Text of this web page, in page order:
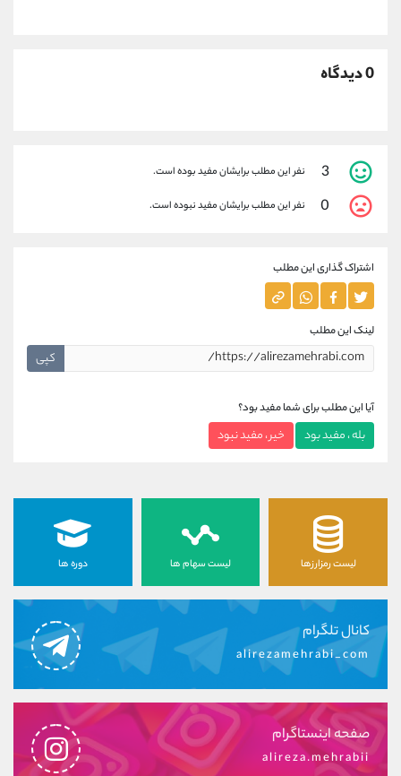
0 دیدگاه
3 نفر این مطلب برایشان مفید بوده است.
0 نفر این مطلب برایشان مفید نبوده است.
اشتراک گذاری این مطلب
لینک این مطلب
کپی
آیا این مطلب برای شما مفید بود؟
بله ، مفید بود خیر ، مفید نبود
لیست رمزارزها لیست سهام ها دوره ها
کانال تلگرام
alirezamehrabi_com
صفحه اینستاگرام
alireza.mehrabii